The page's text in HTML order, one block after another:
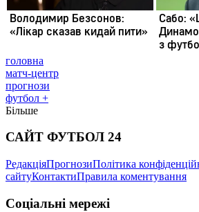
головна
матч-центр
прогнози
футбол +
Більше
САЙТ ФУТБОЛ 24
РедакціяПрогнозиПолітика
сайтуКонтактиПравила коментування
Соціальні мережі